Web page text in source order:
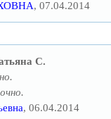
, 07.04.2014
С.
, 06.04.2014